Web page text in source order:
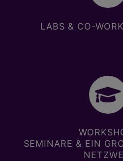
LABS & CO-
SEMINARE & EIN